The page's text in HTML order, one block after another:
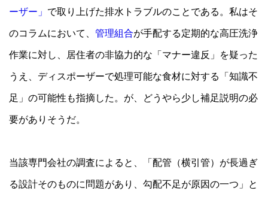
ーザー」 で取り上げた排水トラブルのことである。私はそ
のコラムにおいて、管理組合が手配する定期的な高圧洗浄
作業に対し、居住者の非協力的な「マナー違反」を疑った
うえ、ディスポーザーで処理可能な食材に対する「知識不
足」の可能性も指摘した。が、どうやら少し補足説明の必
要がありそうだ。
当該専門会社の調査によると、「配管（横引管）が長過ぎ
る設計そのものに問題があり、勾配不足が原因の一つ」と